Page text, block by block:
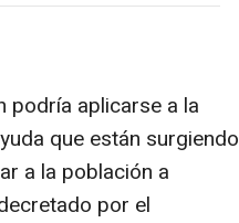
podría aplicarse a la
que están surgiendo
a la población a
por el